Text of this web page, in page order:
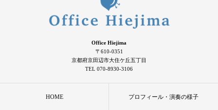
Office Hiejima
〒610-0351
京都府京田辺市大住ケ丘五丁目
TEL 070-8930-3106
HOME プロフィール・演奏の様子